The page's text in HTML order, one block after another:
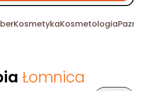
KosmetykaKosmetologia
Łomnica